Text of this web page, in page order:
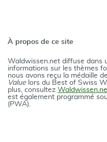
À propos de ce site
Waldwissen.net diffuse dans
informations sur les thèmes
nous avons reçu la médaille
Value lors du Best of Swiss
plus, consultez
est également programmé
(PWA).